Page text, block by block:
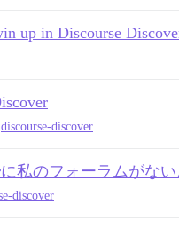
up in Discourse
discourse-discover
私のフォーラムがな
discover